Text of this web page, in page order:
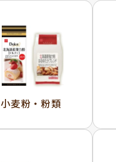
小麦粉・粉類